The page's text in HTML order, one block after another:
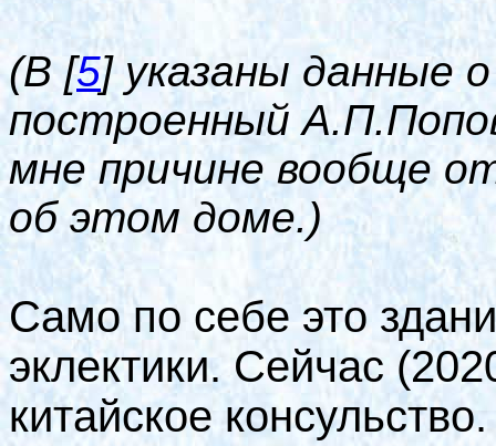
(В[5] указаны данные
построенный
мне причине вообще
об этом доме.)
Само по себе это
эклектики. Сейчас
китайское консульство.